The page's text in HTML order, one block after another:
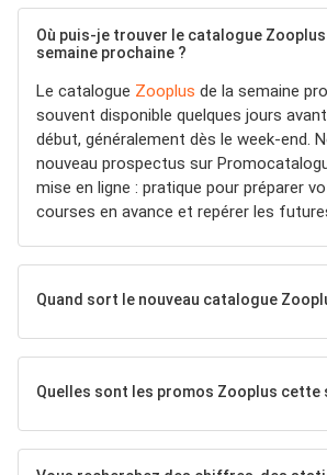
Où puis-je trouver le catalogue Zooplus
semaine prochaine ?
Le catalogue Zooplus de la semaine
souvent disponible quelques jours
début, généralement dès le week-end.
nouveau prospectus sur
mise en ligne : pratique pour préparer
courses en avance et repérer les
Quand sort le nouveau catalogue
Quelles sont les promos Zooplus cette